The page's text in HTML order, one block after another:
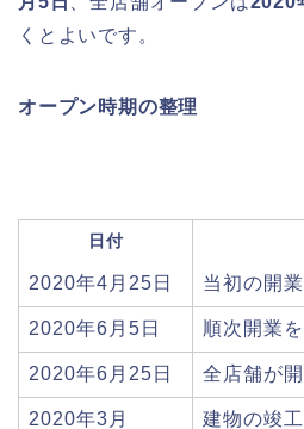
くとよいです。
オープン時期の整理
日付
2020年4月25日 当初の開
2020年6月5日 順次開業
2020年6月25日 全店舗が
2020年3月 建物の竣